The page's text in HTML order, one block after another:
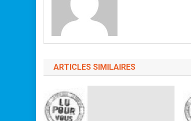
ARTICLES SIMILAIRES